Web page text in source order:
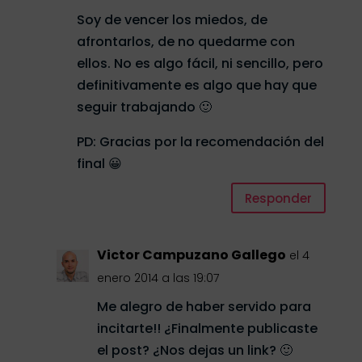
Soy de vencer los miedos, de
afrontarlos, de no quedarme con
ellos. No es algo fácil, ni sencillo, pero
definitivamente es algo que hay que
seguir trabajando 🙂
PD: Gracias por la recomendación del
final 😀
Responder
Victor Campuzano Gallego el 4
enero 2014 a las 19:07
Me alegro de haber servido para
incitarte!! ¿Finalmente publicaste
el post? ¿Nos dejas un link? 🙂